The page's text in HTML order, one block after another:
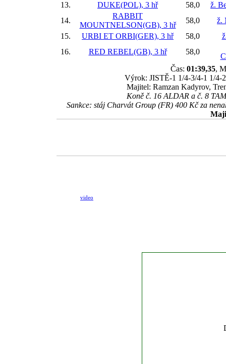
13.
DUKE(POL), 3 hř 58,0
ž.
14.
RABBIT
MOUNTNELSON(GB), 3 hř
58,0
ž.
15.
URBI ET ORBI(GER), 3 hř 58,0
16.
RED REBEL(GB), 3 hř 58,0
Čas: 01:39,35,
Výrok: JISTĚ-1 1/4-3/4-1 1/4-
Majitel: Ramzan Kadyrov,
Koně č. 16 ALDAR a č. 8
Sankce: stáj Charvát Group (FR) 400 Kč za
video